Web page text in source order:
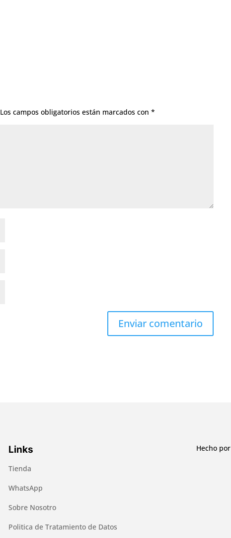
Los campos obligatorios están marcados con*
Links
Tienda
WhatsApp
Sobre Nosotro
Politica de Tratamiento de Datos
Hecho por